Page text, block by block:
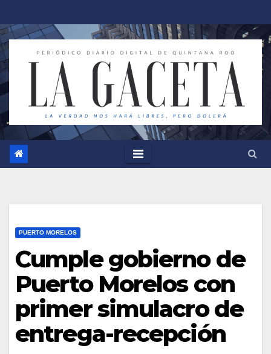
al
contenido
PUERTO MORELOS
Cumple gobierno de
Puerto Morelos con
primer simulacro de
entrega-recepción